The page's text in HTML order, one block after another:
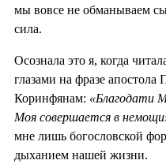
мы вовсе не обманываем
сила.
Осознала это я, когда
глазами на фразе
Коринфянам: «Благодати
Моя совершается в
мне лишь богословской
дыханием нашей жизни.